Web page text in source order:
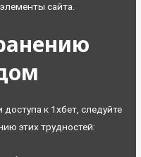
сайта.
к 1хбет, следуйте
этих трудностей: